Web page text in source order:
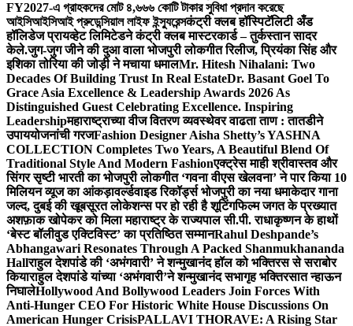
FY2027-এ গ্রাহকদের মোট ৪,৬৬৬ কোটি টাকার সুবিধা প্রদান করেছে
আইসিআইসিআই প্রুডেন্সিয়াল লাইফ ইন্স্যুরেন্সकंट्री क्लब हॉस्पिटॅलिटी अँड
हॉलिडेज प्रायव्हेट लिमिटेडने कंट्री क्लब मास्टरकार्ड – तुर्कस्तान सादर
केले.जुग-जुग जीने की दुआ वाला भोजपुरी लोकगीत रिलीज, प्रियंका सिंह और
इशिका तोरिया की जोड़ी ने मचाया धमालMr. Hitesh Nihalani: Two
Decades Of Building Trust In Real EstateDr. Basant Goel To
Grace Asia Excellence & Leadership Awards 2026 As
Distinguished Guest Celebrating Excellence. Inspiring
Leadershipमहाराष्ट्राच्या वीज वितरण व्यवस्थेवर वाढता ताण : तातडीने
उपाययोजनांची गरजFashion Designer Aisha Shetty’s YASHNA
COLLECTION Completes Two Years, A Beautiful Blend Of
Traditional Style And Modern Fashionएक्ट्रेस माही श्रीवास्तव और
सिंगर सृष्टी भारती का भोजपुरी लोकगीत ‘गवना वीएस खेलवना’ ने पार किया 10
मिलियन व्यूज का आंकड़ावर्ल्डवाइड रिकॉर्ड्स भोजपुरी का नया धमाकेदार गाना
जल्द, दुबई की खूबसूरत लोकेशन्स पर हो रही है शूटिंगफिल्म जगत के प्रख्यात
अशफ़ाक खोपेकर को मिला महाराष्ट्र के राज्यपाल सी.पी. राधाकृष्णन के हाथों
‘बेस्ट बॉलीवुड एक्टिविस्ट’ का प्रतिष्ठित सम्मानRahul Deshpande’s
Abhangawari Resonates Through A Packed Shanmukhananda
Hallराहुल देशपांडे की ‘अभंगवारी’ ने शन्मुखानंद हॉल को भक्तिरस से सराबोर
कियाराहुल देशपांडे यांच्या ‘अभंगवारी’ने शन्मुखानंद सभागृह भक्तिरसात न्हाऊन
निघालेHollywood And Bollywood Leaders Join Forces With
Anti-Hunger CEO For Historic White House Discussions On
American Hunger CrisisPALLAVI THORAVE: A Rising Star